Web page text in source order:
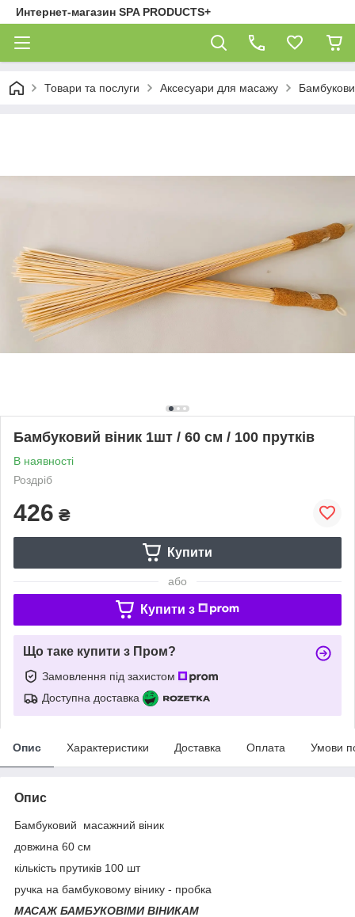
Интернет-магазин SPA PRODUCTS+
Товари та послуги Аксесуари для масажу
Бамбуковий віник 1шт / 60 см / 100 прутків
В наявності
Роздріб
426 ₴
Купити
або
Купити з
Що таке купити з Пром?
Замовлення під захистом
Доступна доставка
Опис Характеристики Доставка Оплата Умови
Опис
Бамбуковий масажний віник
довжина 60 см
кількість прутиків 100 шт
ручка на бамбуковому вінику - пробка
МАСАЖ БАМБУКОВІМИ ВІНИКАМ